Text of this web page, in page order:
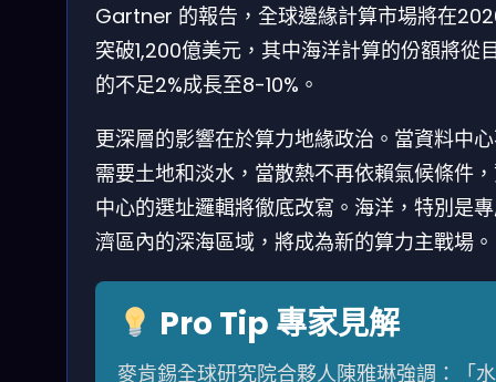
Gartner 的報告，全球邊緣計算市場將在
突破1,200億美元，其中海洋計算的份額將從
的不足2%成長至8-10%。
更深層的影響在於算力地緣政治。當資料中
需要土地和淡水，當散熱不再依賴氣候條件
中心的選址邏輯將徹底改寫。海洋，特別是
濟區內的深海區域，將成為新的算力主戰場。
Pro Tip 專家見解
麥肯錫全球研究院合夥人陳雅琳強調：「水